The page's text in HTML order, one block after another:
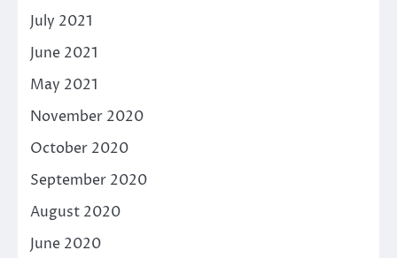
July 2021
June 2021
May 2021
November 2020
October 2020
September 2020
August 2020
June 2020